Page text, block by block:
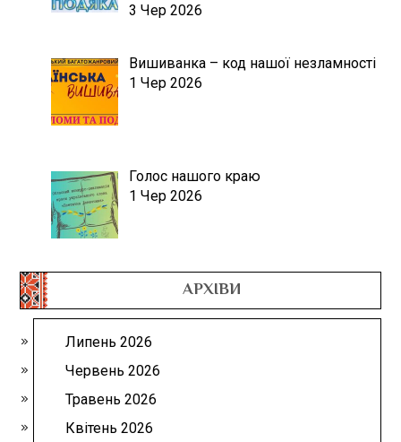
3 Чер 2026
Вишиванка – код нашої незламності
1 Чер 2026
Голос нашого краю
1 Чер 2026
АРХІВИ
Липень 2026
Червень 2026
Травень 2026
Квітень 2026